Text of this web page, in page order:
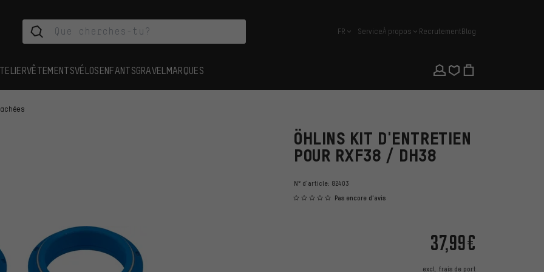
français
FR ServiceÀ propos RecrutementBlog
VÊTEMENTSVÉLOSENFANTSGRAVEL MARQUES
ÖHLINS KIT D'ENTRETIEN
POUR RXF38 / DH38
N° d'article: 82403
Pas encore d'avis
37,99€
excl. frais de port